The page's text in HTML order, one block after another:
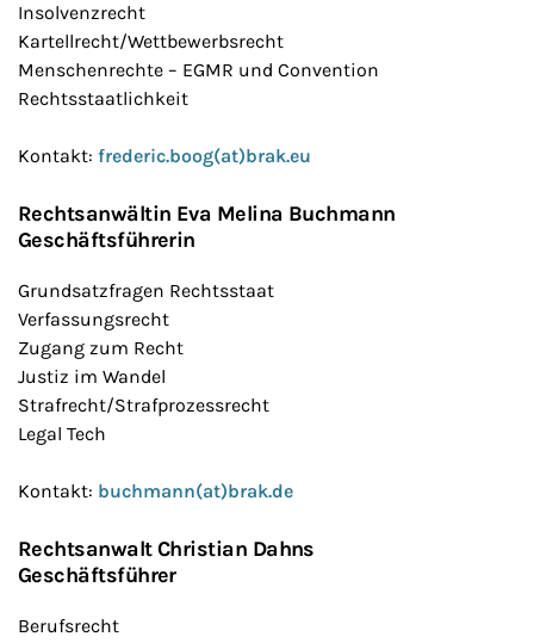
Insolvenzrecht
Kartellrecht/Wettbewerbsrecht
Menschenrechte – EGMR und Convention
Rechtsstaatlichkeit
Kontakt: frederic.boog(at)brak.eu
Rechtsanwältin Eva Melina Buchmann
Geschäftsführerin
Grundsatzfragen Rechtsstaat
Verfassungsrecht
Zugang zum Recht
Justiz im Wandel
Strafrecht/Strafprozessrecht
Legal Tech
Kontakt: buchmann(at)brak.de
Rechtsanwalt Christian Dahns
Geschäftsführer
Berufsrecht